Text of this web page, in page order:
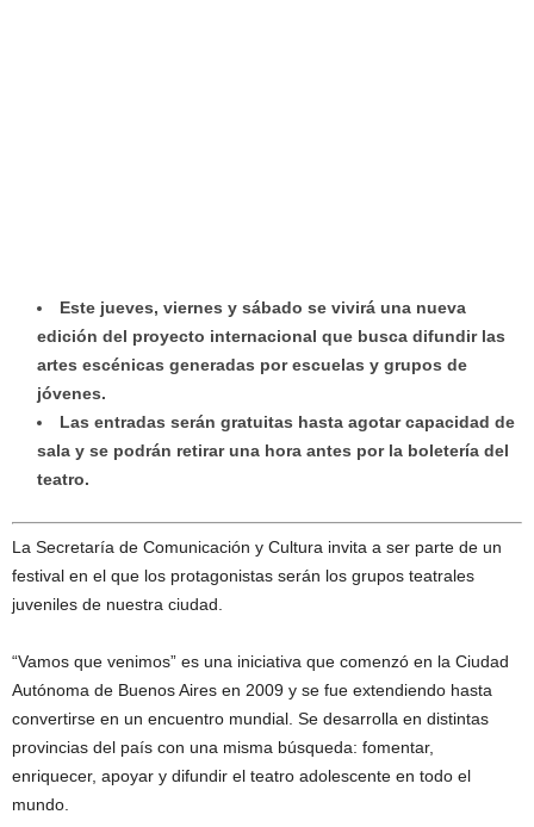
Este jueves, viernes y sábado se vivirá una nueva
edición del proyecto internacional que busca difundir las
artes escénicas generadas por escuelas y grupos de
jóvenes.
Las entradas serán gratuitas hasta agotar capacidad de
sala y se podrán retirar una hora antes por la boletería del
teatro.
La Secretaría de Comunicación y Cultura invita a ser parte de un
festival en el que los protagonistas serán los grupos teatrales
juveniles de nuestra ciudad.
“Vamos que venimos” es una iniciativa que comenzó en la Ciudad
Autónoma de Buenos Aires en 2009 y se fue extendiendo hasta
convertirse en un encuentro mundial. Se desarrolla en distintas
provincias del país con una misma búsqueda: fomentar,
enriquecer, apoyar y difundir el teatro adolescente en todo el
mundo.